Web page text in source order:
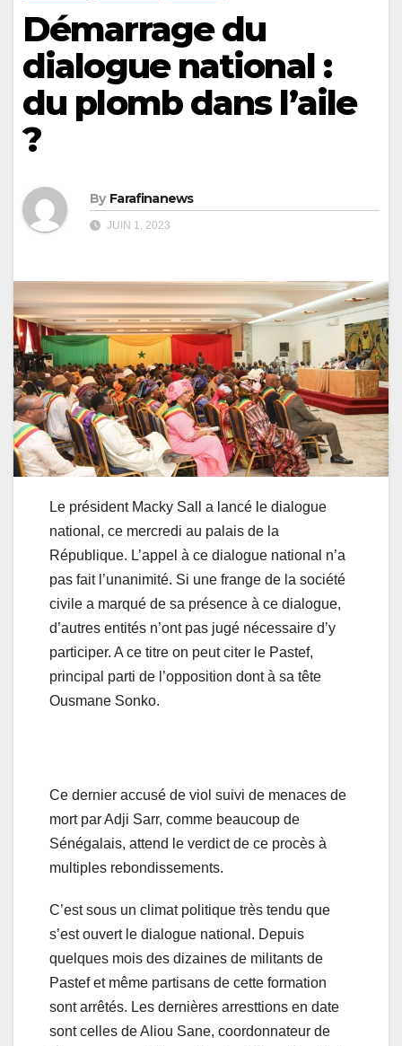
Démarrage du
dialogue national :
du plomb dans l’aile
?
By Farafinanews
JUIN 1, 2023
Le président Macky Sall a lancé le dialogue
national, ce mercredi au palais de la
République. L’appel à ce dialogue national n’a
pas fait l’unanimité. Si une frange de la société
civile a marqué de sa présence à ce dialogue,
d’autres entités n’ont pas jugé nécessaire d’y
participer. A ce titre on peut citer le Pastef,
principal parti de l’opposition dont à sa tête
Ousmane Sonko.
Ce dernier accusé de viol suivi de menaces de
mort par Adji Sarr, comme beaucoup de
Sénégalais, attend le verdict de ce procès à
multiples rebondissements.
C’est sous un climat politique très tendu que
s’est ouvert le dialogue national. Depuis
quelques mois des dizaines de militants de
Pastef et même partisans de cette formation
sont arrêtés. Les dernières arresttions en date
sont celles de Aliou Sane, coordonnateur de